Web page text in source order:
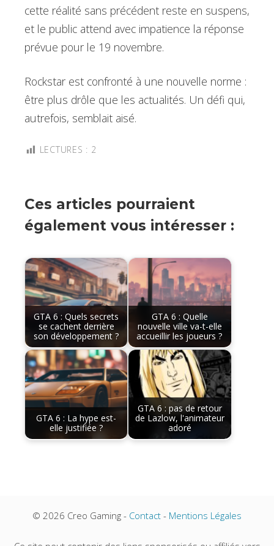
cette réalité sans précédent reste en suspens,
et le public attend avec impatience la réponse
prévue pour le 19 novembre.
Rockstar est confronté à une nouvelle norme :
être plus drôle que les actualités. Un défi qui,
autrefois, semblait aisé.
LECTURES : 2
Ces articles pourraient
également vous intéresser :
GTA 6 : Quels secrets
se cachent derrière
son développement ?
GTA 6 : Quelle
nouvelle ville va-t-elle
accueillir les joueurs ?
GTA 6 : La hype est-
elle justifiée ?
GTA 6 : pas de retour
de Lazlow, l'animateur
adoré
© 2026 Creo Gaming - Contact - Mentions Légales